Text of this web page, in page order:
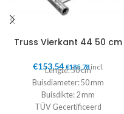
Truss Vierkant 44 50 cm
€153,54 €185,78 incl.
Lengte: 50 cm
Buisdiameter: 50 mm
Buisdikte: 2 mm
TÜV Gecertificeerd